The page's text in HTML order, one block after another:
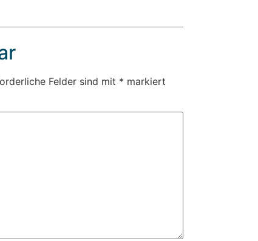
Felder sind mit * markiert